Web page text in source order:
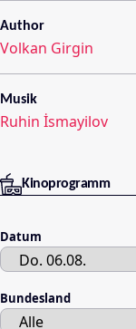
Author
Volkan Girgin
Musik
Ruhin İsmayilov
Kinoprogramm
Datum
Bundesland